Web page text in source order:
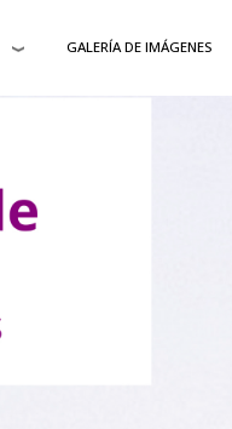
GALERÍA DE IMÁGENES